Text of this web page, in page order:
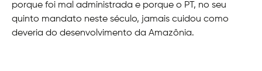
porque foi mal administrada e porque o PT, no seu
quinto mandato neste século, jamais cuidou como
deveria do desenvolvimento da Amazônia.